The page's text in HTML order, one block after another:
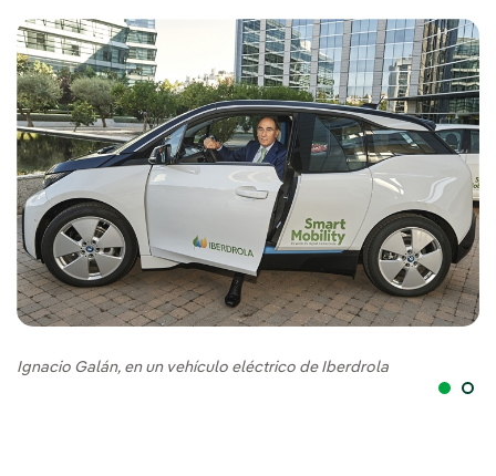
Ignacio Galán, en un vehículo eléctrico de Iberdrola